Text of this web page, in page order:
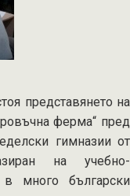
представянето на
ферма“ пред
гимназии от
на учебно-
в много български